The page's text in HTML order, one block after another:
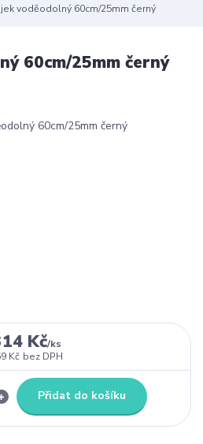
voděodolný 60cm/25mm černý
60cm/25mm černý
Kč/ks
Kč bez DPH
Přidat do košíku